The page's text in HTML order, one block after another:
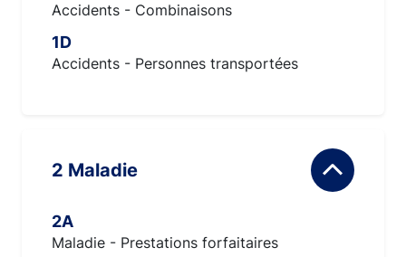
Accidents - Combinaisons
1D
Accidents - Personnes transportées
2 Maladie
2A
Maladie - Prestations forfaitaires